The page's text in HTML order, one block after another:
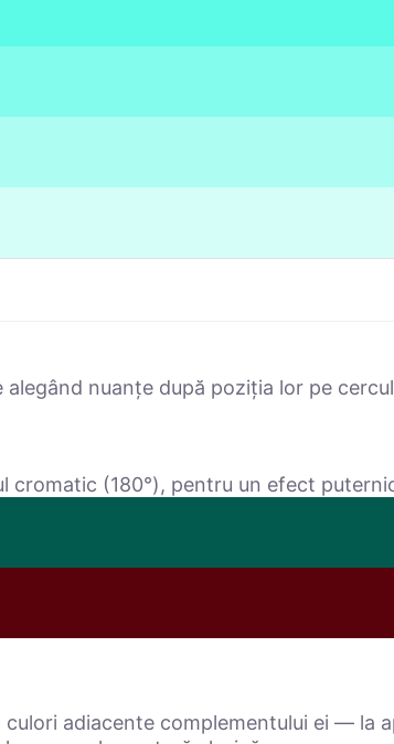
nuanțe după poziția lor pe
cromatic (180°), pentru un efect
culori adiacente complementului ei — la